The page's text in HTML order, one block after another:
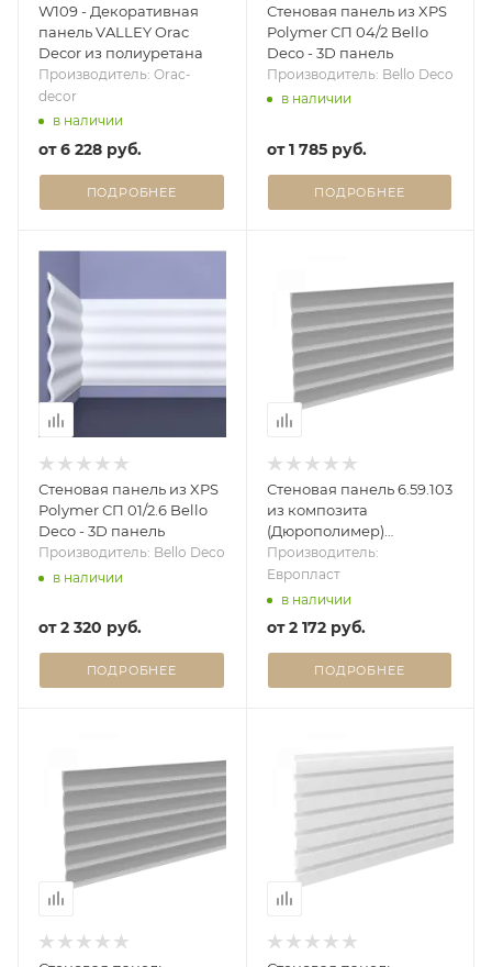
W109 - Декоративная
панель VALLEY Orac
Decor из полиуретана
Производитель: Orac-
decor
в наличии
от6 228 руб.
ПОДРОБНЕЕ
Стеновая панель из XPS
Polymer СП 04/2 Bello
Deco - 3D панель
Производитель: Bello Deco
в наличии
от1 785 руб.
ПОДРОБНЕЕ
Стеновая панель из XPS
Polymer СП 01/2.6 Bello
Deco - 3D панель
Производитель: Bello Deco
в наличии
от2 320 руб.
ПОДРОБНЕЕ
Стеновая панель 6.59.103
из композита
(Дюрополимер)
Европласт - 3D панель
Производитель:
Европласт
в наличии
от2 172 руб.
ПОДРОБНЕЕ